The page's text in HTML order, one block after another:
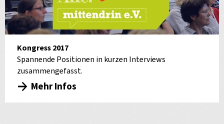
Kongress 2017
Spannende Positionen in kurzen Interviews
zusammengefasst.
Mehr Infos